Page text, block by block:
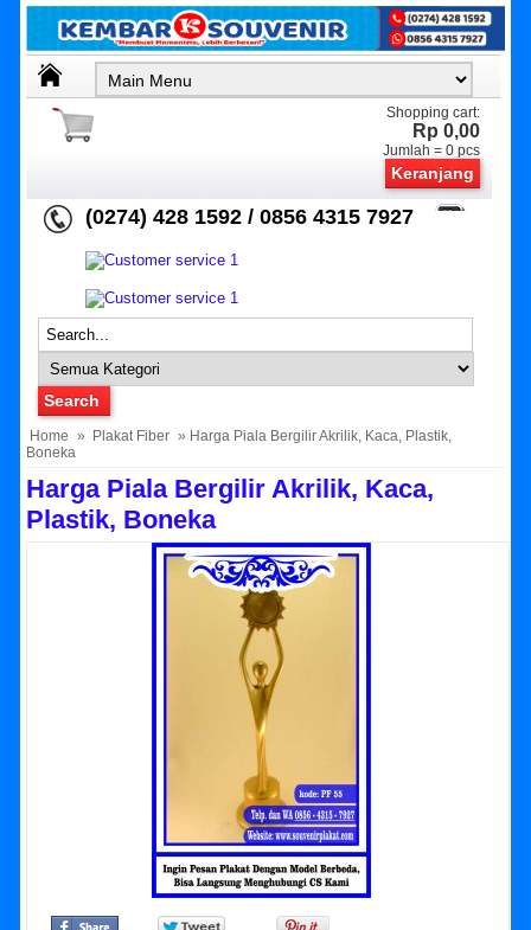
Shopping cart:
Rp 0,00
Jumlah =0 pcs
Keranjang
(0274) 428 1592 / 0856 4315 7927
Home » Plakat Fiber » Harga Piala Bergilir Akrilik, Kaca, Plastik,
Boneka
Harga Piala Bergilir Akrilik, Kaca,
Plastik, Boneka